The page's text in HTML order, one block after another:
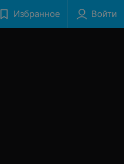
Избранное Войти